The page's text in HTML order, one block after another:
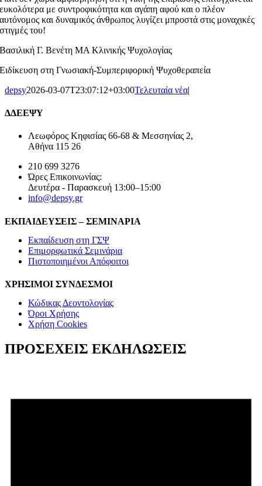
ευκολότερα με συντροφικότητα και αγάπη αφού και ο πλέον
αυτόνομος και δυναμικός άνθρωπος λυγίζει μπροστά στις μοναχικές
στιγμές του!
Βασιλική Γ. Βενέτη ΜΑ Κλινικής Ψυχολογίας
Ειδίκευση στη Γνωσιακή-Συμπεριφορική Ψυχοθεραπεία
depsy2026-03-07T23:07:12+03:00Τελευταία νέα|
ΔΔΕΕΨΥ
Λεωφόρος Κηφισίας 66-68 & Μεσσηνίας 2,
Αθήνα 115 26
210 699 3276
Ώρες Επικοινωνίας:
Δευτέρα - Παρασκευή 13:00–15:00
info@depsy.gr
ΕΚΠΑΙΔΕΥΣΕΙΣ – ΣΕΜΙΝΑΡΙΑ
Εκπαίδευση στη ΓΣΨ
Επιμορφωτικά Σεμινάρια
Πιστοποιημένοι Απόφοιτοι
ΧΡΗΣΙΜΟΙ ΣΥΝΔΕΣΜΟΙ
Κώδικας Δεοντολογίας
Όροι Χρήσης
Χρήση Cookies
ΠΡΟΣΕΧΕΙΣ ΕΚΔΗΛΩΣΕΙΣ